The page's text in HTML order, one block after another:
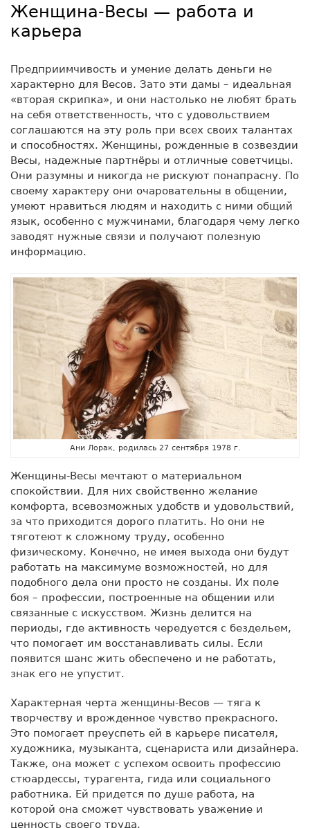
Женщина-Весы — работа и
карьера
Предприимчивость и умение делать деньги не
характерно для Весов. Зато эти дамы – идеальная
«вторая скрипка», и они настолько не любят брать
на себя ответственность, что с удовольствием
соглашаются на эту роль при всех своих талантах
и способностях. Женщины, рожденные в созвездии
Весы, надежные партнёры и отличные советчицы.
Они разумны и никогда не рискуют понапрасну. По
своему характеру они очаровательны в общении,
умеют нравиться людям и находить с ними общий
язык, особенно с мужчинами, благодаря чему легко
заводят нужные связи и получают полезную
информацию.
Ани Лорак, родилась 27 сентября 1978 г.
Женщины-Весы мечтают о материальном
спокойствии. Для них свойственно желание
комфорта, всевозможных удобств и удовольствий,
за что приходится дорого платить. Но они не
тяготеют к сложному труду, особенно
физическому. Конечно, не имея выхода они будут
работать на максимуме возможностей, но для
подобного дела они просто не созданы. Их поле
боя – профессии, построенные на общении или
связанные с искусством. Жизнь делится на
периоды, где активность чередуется с бездельем,
что помогает им восстанавливать силы. Если
появится шанс жить обеспечено и не работать,
знак его не упустит.
Характерная черта женщины-Весов — тяга к
творчеству и врожденное чувство прекрасного.
Это помогает преуспеть ей в карьере писателя,
художника, музыканта, сценариста или дизайнера.
Также, она может с успехом освоить профессию
стюардессы, турагента, гида или социального
работника. Ей придется по душе работа, на
которой она сможет чувствовать уважение и
ценность своего труда.